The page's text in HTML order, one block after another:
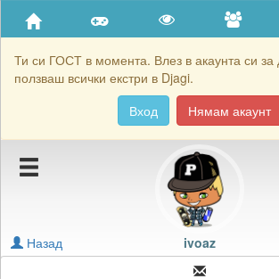
Ти си ГОСТ в момента. Влез в акаунта си за
ползваш всички екстри в Djagi.
Вход
Нямам акаунт
Приятели
Хронология на игри
Подаръците на ivoaz
Блокирай ivoaz ivoaz
Назад